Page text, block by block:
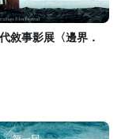
敘事影展〈邊界．